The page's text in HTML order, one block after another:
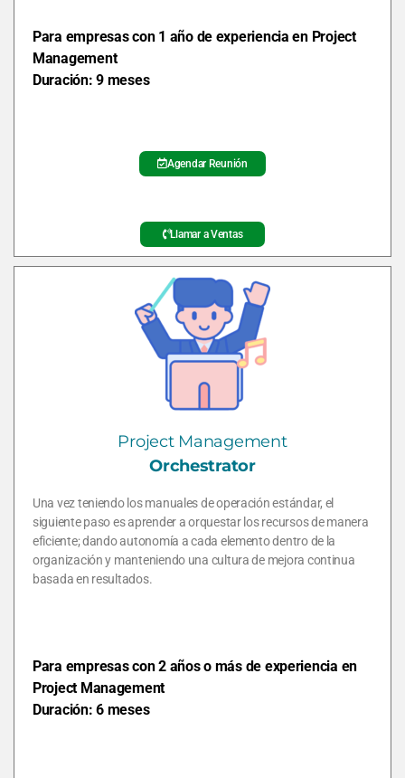
Para empresas con 1 año de experiencia en Project
Management
Duración: 9 meses
Agendar Reunión
Llamar a Ventas
Project Management
Orchestrator
Una vez teniendo los manuales de operación estándar, el
siguiente paso es aprender a orquestar los recursos de manera
eficiente; dando autonomía a cada elemento dentro de la
organización y manteniendo una cultura de mejora continua
basada en resultados.
Para empresas con 2 años o más de experiencia en
Project Management
Duración: 6 meses